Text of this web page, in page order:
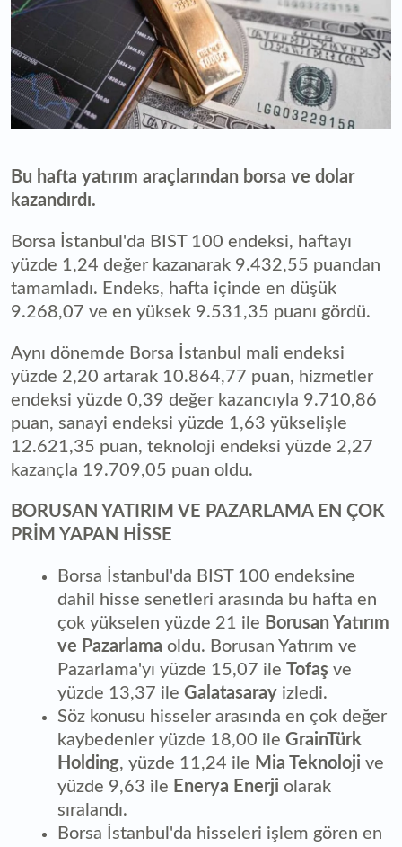
Bu hafta yatırım araçlarından borsa ve dolar
kazandırdı.
Borsa İstanbul'da BIST 100 endeksi, haftayı
yüzde 1,24 değer kazanarak 9.432,55 puandan
tamamladı. Endeks, hafta içinde en düşük
9.268,07 ve en yüksek 9.531,35 puanı gördü.
Aynı dönemde Borsa İstanbul mali endeksi
yüzde 2,20 artarak 10.864,77 puan, hizmetler
endeksi yüzde 0,39 değer kazancıyla 9.710,86
puan, sanayi endeksi yüzde 1,63 yükselişle
12.621,35 puan, teknoloji endeksi yüzde 2,27
kazançla 19.709,05 puan oldu.
BORUSAN YATIRIM VE PAZARLAMA EN ÇOK
PRİM YAPAN HİSSE
Borsa İstanbul'da BIST 100 endeksine
dahil hisse senetleri arasında bu hafta en
çok yükselen yüzde 21 ile Borusan Yatırım
ve Pazarlama oldu. Borusan Yatırım ve
Pazarlama'yı yüzde 15,07 ile
Tofaş ve
yüzde 13,37 ile Galatasaray izledi.
Söz konusu hisseler arasında en çok değer
kaybedenler yüzde 18,00 ile GrainTürk
Holding, yüzde 11,24 ile Mia Teknoloji ve
yüzde 9,63 ile Enerya Enerji olarak
sıralandı.
Borsa İstanbul'da hisseleri işlem gören en